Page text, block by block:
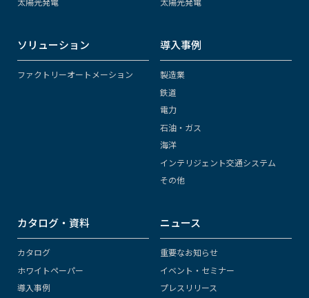
ソリューション
ファクトリーオートメーション
導入事例
製造業
鉄道
電力
石油・ガス
海洋
インテリジェント交通システム
その他
カタログ・資料
カタログ
ホワイトペーパー
導入事例
ニュース
重要なお知らせ
イベント・セミナー
プレスリリース